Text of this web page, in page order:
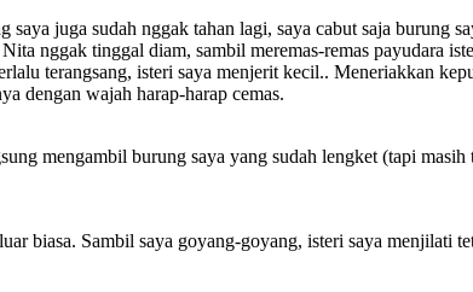
juga sudah nggak tahan lagi, saya cabut saja burung
nggak tinggal diam, sambil meremas-remas payudara
terangsang, isteri saya menjerit kecil.. Meneriakkan
dengan wajah harap-harap cemas.
mengambil burung saya yang sudah lengket (tapi
biasa. Sambil saya goyang-goyang, isteri saya menjilati